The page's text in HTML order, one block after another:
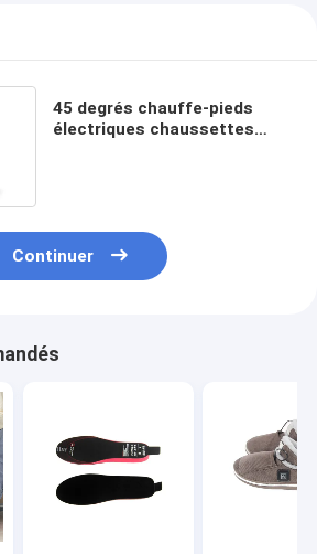
45 degrés chauffe-pieds
électriques chaussettes
Continuer